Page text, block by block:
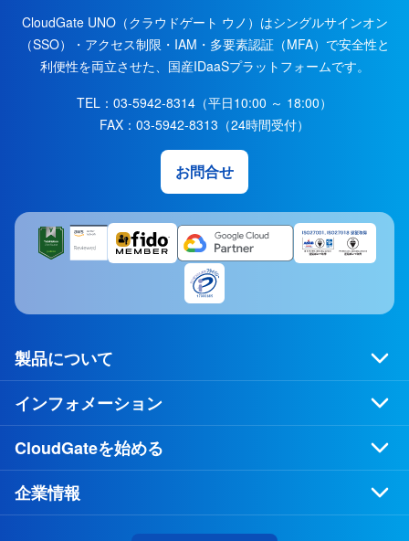
CloudGate UNO（クラウドゲート ウノ）はシングルサインオン
（SSO）・アクセス制限・IAM・多要素認証（MFA）で安全性と
利便性を両立させた、国産IDaaSプラットフォームです。
TEL： 03-5942-8314 （平日10:00 ～ 18:00）
FAX： 03-5942-8313 （24時間受付）
お問合せ
製品について
インフォメーション
CloudGateを始める
企業情報